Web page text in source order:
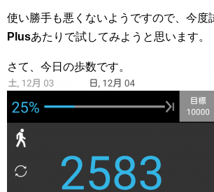
使い勝手も悪くないようですので、今度
Plusあたりで試してみようと思います。
さて、今日の歩数です。